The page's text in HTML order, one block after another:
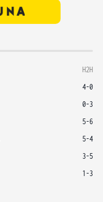
H2H
4-0
0-3
5-6
5-4
3-5
1-3